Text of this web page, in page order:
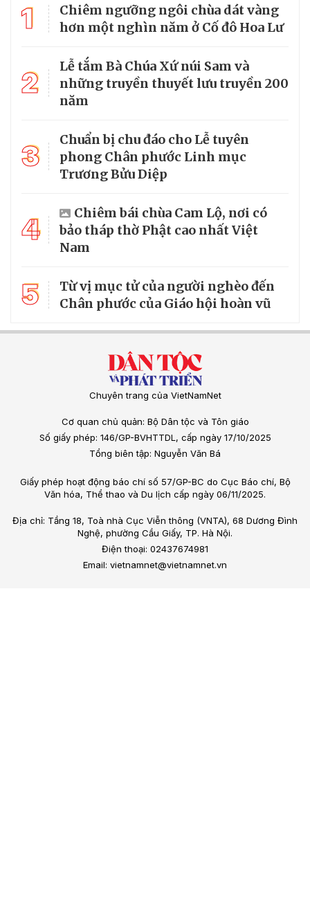
1
Chiêm ngưỡng ngôi chùa dát vàng
hơn một nghìn năm ở Cố đô Hoa Lư
2
Lễ tắm Bà Chúa Xứ núi Sam và
những truyền thuyết lưu truyền 200
năm
3
Chuẩn bị chu đáo cho Lễ tuyên
phong Chân phước Linh mục
Trương Bửu Diệp
4
Chiêm bái chùa Cam Lộ, nơi có
bảo tháp thờ Phật cao nhất Việt
Nam
5
Từ vị mục tử của người nghèo đến
Chân phước của Giáo hội hoàn vũ
Chuyên trang của VietNamNet
Cơ quan chủ quản: Bộ Dân tộc và Tôn giáo
Số giấy phép: 146/GP-BVHTTDL, cấp ngày 17/10/2025
Tổng biên tập: Nguyễn Văn Bá
Giấy phép hoạt động báo chí số 57/GP-BC do Cục Báo chí, Bộ
Văn hóa, Thể thao và Du lịch cấp ngày 06/11/2025.
Địa chỉ: Tầng 18, Toà nhà Cục Viễn thông (VNTA), 68 Dương Đình
Nghệ, phường Cầu Giấy, TP. Hà Nội.
Điện thoại: 02437674981
Email: vietnamnet@vietnamnet.vn